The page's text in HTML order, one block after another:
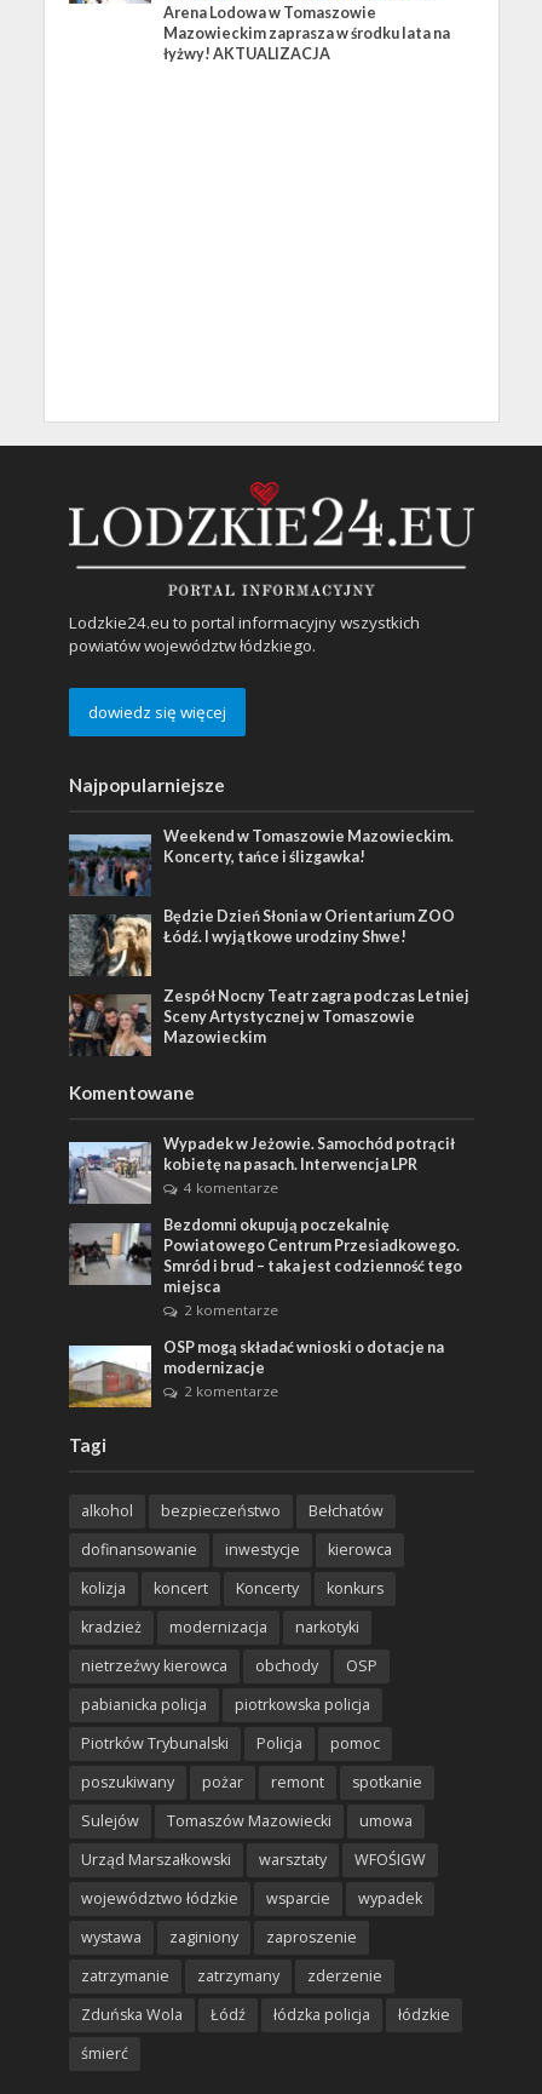
Arena Lodowa w Tomaszowie
Mazowieckim zaprasza w środku lata na
łyżwy! AKTUALIZACJA
Lodzkie24.eu to portal informacyjny wszystkich
powiatów województw łódzkiego.
dowiedz się więcej
Najpopularniejsze
Weekend w Tomaszowie Mazowieckim.
Koncerty, tańce i ślizgawka!
Będzie Dzień Słonia w Orientarium ZOO
Łódź. I wyjątkowe urodziny Shwe!
Zespół Nocny Teatr zagra podczas Letniej
Sceny Artystycznej w Tomaszowie
Mazowieckim
Komentowane
Wypadek w Jeżowie. Samochód potrącił
kobietę na pasach. Interwencja LPR
4 komentarze
Bezdomni okupują poczekalnię
Powiatowego Centrum Przesiadkowego.
Smród i brud – taka jest codzienność tego
miejsca
2 komentarze
OSP mogą składać wnioski o dotacje na
modernizacje
2 komentarze
Tagi
alkohol bezpieczeństwo
Bełchatów
dofinansowanie
inwestycje
kierowca
kolizja
koncert Koncerty
konkurs
kradzież
modernizacja
narkotyki
nietrzeźwy kierowca
obchody
OSP
pabianicka policja
piotrkowska policja
Piotrków Trybunalski
Policja
pomoc
poszukiwany
pożar remont
spotkanie
Sulejów
Tomaszów Mazowiecki
umowa
Urząd Marszałkowski
warsztaty
WFOŚIGW
województwo łódzkie
wsparcie
wypadek
wystawa
zaginiony
zaproszenie
zatrzymanie
zatrzymany
zderzenie
Zduńska Wola
Łódź łódzka policja
łódzkie
śmierć